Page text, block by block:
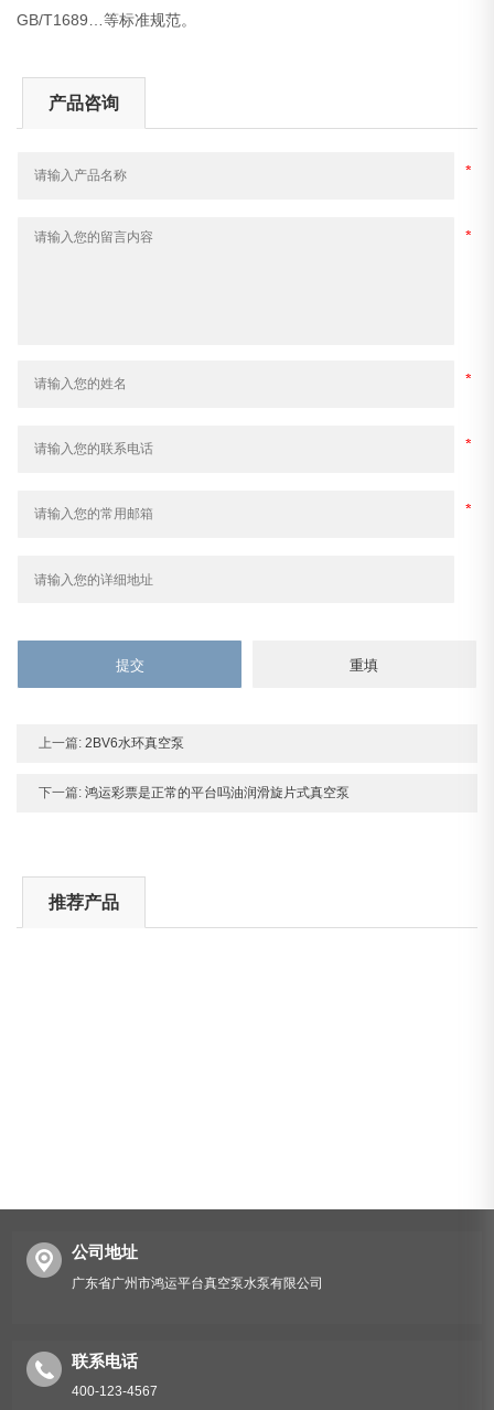
GB/T1689…等标准规范。
产品咨询
上一篇: 2BV6水环真空泵
下一篇: 鸿运彩票是正常的平台吗油润滑旋片式真空泵
推荐产品
公司地址
广东省广州市鸿运平台真空泵水泵有限公司
联系电话
400-123-4567